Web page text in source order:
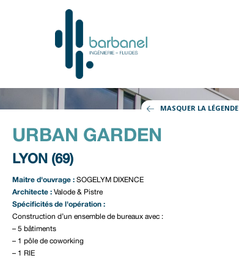
MASQUER LA LÉGENDE
URBAN GARDEN
LYON (69)
Maitre d'ouvrage : SOGELYM DIXENCE
Architecte : Valode & Pistre
Spécificités de l'opération :
Construction d’un ensemble de bureaux avec :
– 5 bâtiments
– 1 pôle de coworking
– 1 RIE